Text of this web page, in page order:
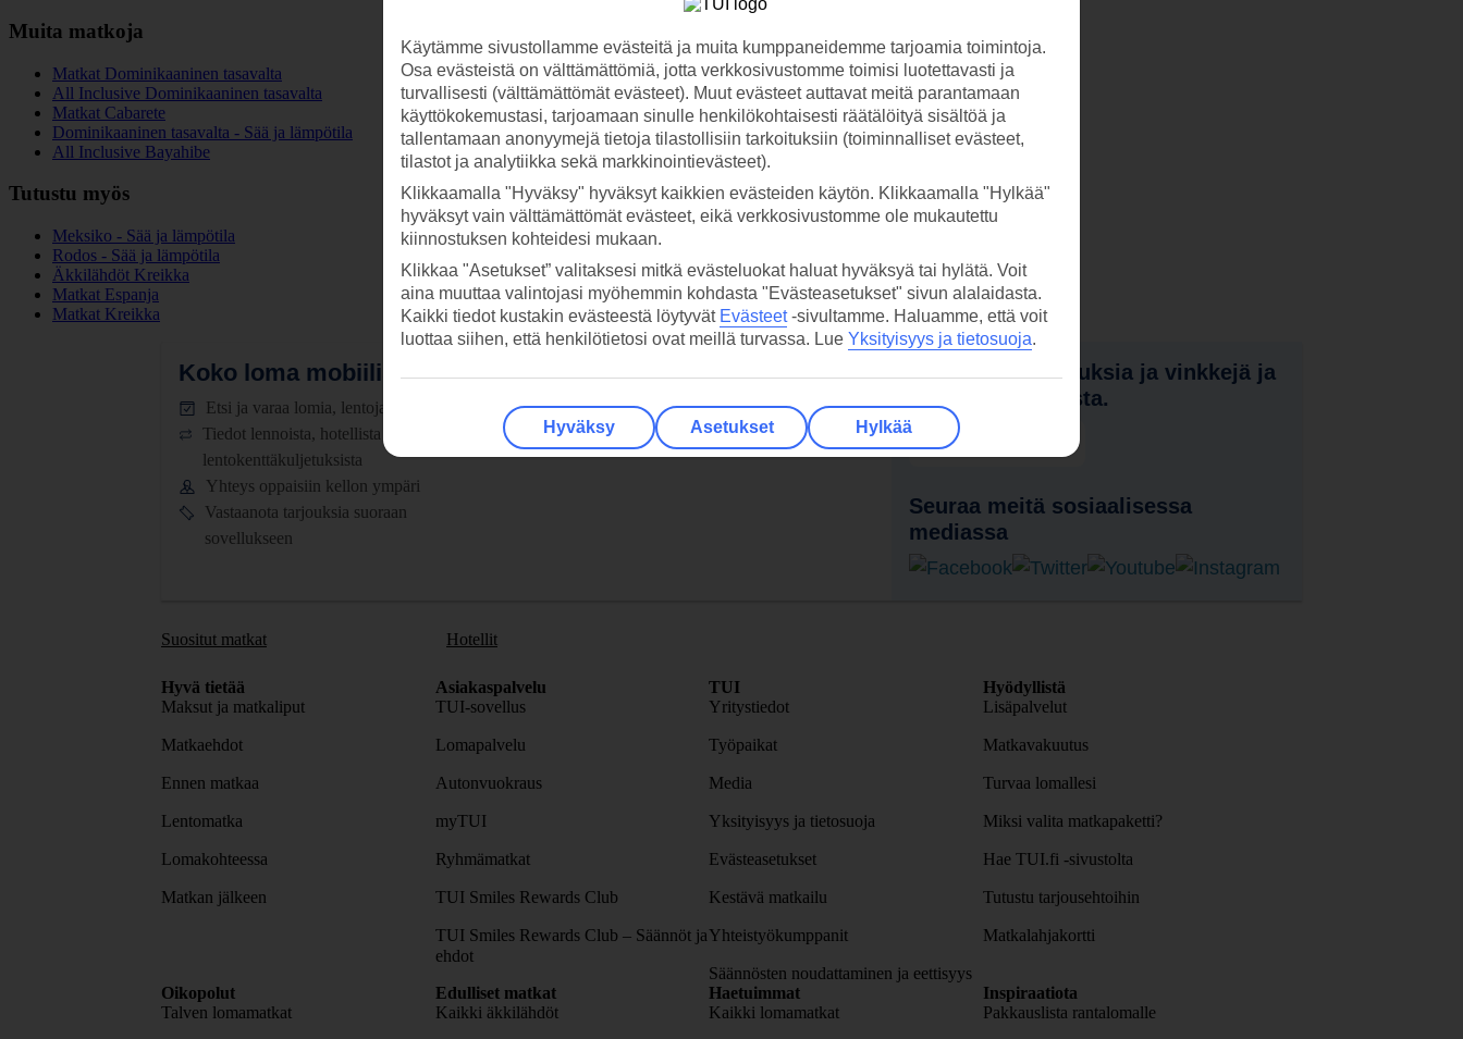
Muita matkoja
Matkat Dominikaaninen tasavalta
All Inclusive Dominikaaninen tasavalta
Matkat Cabarete
Dominikaaninen tasavalta - Sää ja lämpötila
All Inclusive Bayahibe
Tutustu myös
Meksiko - Sää ja lämpötila
Rodos - Sää ja lämpötila
Äkkilähdöt Kreikka
Matkat Espanja
Matkat Kreikka
Koko loma mobiilissa.Lataa TUI-sovellus nyt!
Etsi ja varaa lomia, lentoja ja hotelleja
Tiedot lennoista, hotellista ja
lentokenttäkuljetuksista
Yhteys oppaisiin kellon ympäri
Vastaanota tarjouksia suoraan
sovellukseen
Lataa sovellus kätevästi lukemalla
QR-koodi puhelimesi kameralla.
Vastaanota tarjouksia ja vinkkejä ja
tietoja uutuuksista.
Tilaa uutiskirje
Seuraa meitä sosiaalisessa
mediassa
Suositut matkat Hotellit
Hyvä tietää
Maksut ja matkaliput
Matkaehdot
Ennen matkaa
Lentomatka
Lomakohteessa
Matkan jälkeen
Asiakaspalvelu
TUI-sovellus
Lomapalvelu
Autonvuokraus
myTUI
Ryhmämatkat
TUI Smiles Rewards Club
TUI Smiles Rewards Club – Säännöt ja
ehdot
TUI
Yritystiedot
Työpaikat
Media
Yksityisyys ja tietosuoja
Evästeasetukset
Kestävä matkailu
Yhteistyökumppanit
Säännösten noudattaminen ja eettisyys
Hyödyllistä
Lisäpalvelut
Matkavakuutus
Turvaa lomallesi
Miksi valita matkapaketti?
Hae TUI.fi -sivustolta
Tutustu tarjousehtoihin
Matkalahjakortti
Oikopolut
Talven lomamatkat
Edulliset matkat
Kaikki äkkilähdöt
Haetuimmat
Kaikki lomamatkat
Inspiraatiota
Pakkauslista rantalomalle
Käytämme sivustollamme evästeitä ja muita kumppaneidemme tarjoamia toimintoja.
Osa evästeistä on välttämättömiä, jotta verkkosivustomme toimisi luotettavasti ja
turvallisesti (välttämättömät evästeet). Muut evästeet auttavat meitä parantamaan
käyttökokemustasi, tarjoamaan sinulle henkilökohtaisesti räätälöityä sisältöä ja
tallentamaan anonyymejä tietoja tilastollisiin tarkoituksiin (toiminnalliset evästeet,
tilastot ja analytiikka sekä markkinointievästeet).
Klikkaamalla "Hyväksy" hyväksyt kaikkien evästeiden käytön. Klikkaamalla "Hylkää"
hyväksyt vain välttämättömät evästeet, eikä verkkosivustomme ole mukautettu
kiinnostuksen kohteidesi mukaan.
Klikkaa "Asetukset” valitaksesi mitkä evästeluokat haluat hyväksyä tai hylätä. Voit
aina muuttaa valintojasi myöhemmin kohdasta "Evästeasetukset" sivun alalaidasta.
Kaikki tiedot kustakin evästeestä löytyvät Evästeet-sivultamme. Haluamme, että voit
luottaa siihen, että henkilötietosi ovat meillä turvassa. Lue Yksityisyys ja tietosuoja.
Hyväksy Asetukset Hylkää